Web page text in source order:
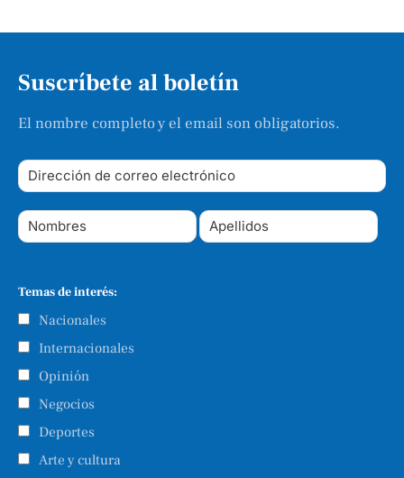
Suscríbete al boletín
El nombre completo y el email son obligatorios.
Temas de interés:
Nacionales
Internacionales
Opinión
Negocios
Deportes
Arte y cultura